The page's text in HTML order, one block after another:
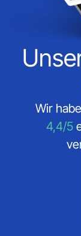
Wir
4,4/5